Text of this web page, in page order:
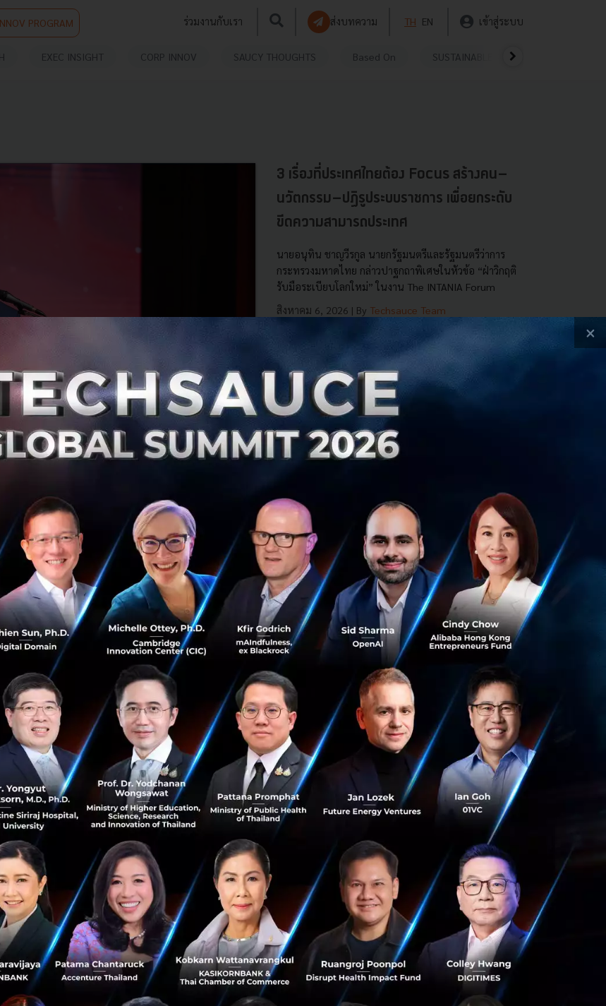
PROGRAM ร่วมงานกับเรา ส่งบทความ TH EN เข้าสู่ระบบ
EXEC INSIGHT CORP INNOV SAUCY THOUGHTS Based On SUSTAINABLE
3 เรื่องที่ประเทศไทยต้อง Focus สร้างคน–
นวัตกรรม–ปฏิรูประบบราชการ เพื่อยกระดับ
ขีดความสามารถประเทศ
นายอนุทิน ชาญวีรกูล นายกรัฐมนตรีและรัฐมนตรีว่าการ
กระทรวงมหาดไทย กล่าวปาฐกถาพิเศษในหัวข้อ “ฝ่าวิกฤติ
รับมือระเบียบโลกใหม่” ในงาน The INTANIA Forum
สิงหาคม 6, 2026 | By Techsauce Team
เตรียมให้บริการ SMART Visa สำหรับ Startup ต่าง
ชาติ เริ่ม 1 ก.พ. 61
BOI เผยรายละเอียดว่าเตรียมเปิดให้บริการ SMART Visa วีซ่า
ประเภทพิเศษเพื่อดึงชาวต่างชาติที่เป็นผู้เชี่ยวชาญหรือผู้
บริหารระดับสูง รวมไปถึง Startup เข้ามาทำงานหรือลงทุนใน
10 อุตสาหกรรม...
มกราคม 21, 2018
Techsauce Team
News BOI Thailand สตาร์ทอัพ
Google เตรียมลงทุนใน GO-JEK แอป Ride-
Hailing ในอินโดนีเซีย
Google เตรียมลงทุนในแอปพลิเคชันที่ให้บริการแท็กซี่หรือรถ
จักรยานยนต์ (Ride-Hailing) ในประเทศอินโดนีเซีย อย่าง GO-
JEK คาด Google และบริษัทอื่น ๆ เตรียมลงทุนเป็นเงินมูลค่า
1,200 ล้านด...
มกราคม 20, 2018 | ByTechsauce Team
0
News Google GO-JEK Indonesia Ride Hailing
JD.com ลงทุนระดับ Series C ใน Tiki สตาร์ทอัพ
E-Commerce สัญชาติเวียดนาม
JD.com คู่แข่งตัวฉกาจของ Alibaba เดินหน้าบุกตลาดเอเชีย
ตะวันออกเฉียงใต้อย่างต่อเนื่อง โดยประกาศลงทุนสนับสนุนใน
สตาร์ทอัพเวียดนาม Tiki แพลตฟอร์ม Retail service แบบ
ออนไลน์ที่ให้บริการม...
×